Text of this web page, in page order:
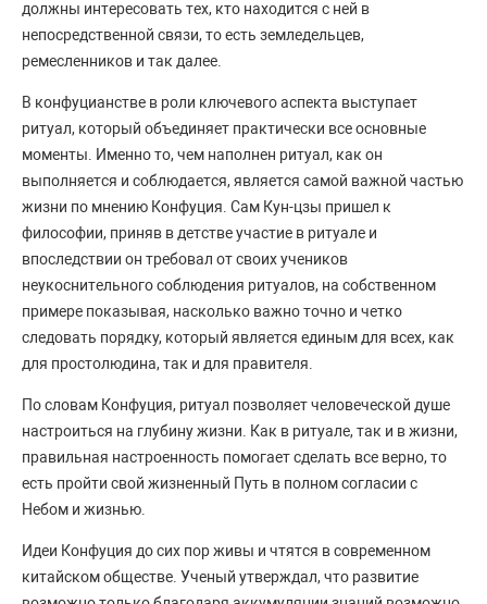
должны интересовать тех, кто находится с ней в
непосредственной связи, то есть земледельцев,
ремесленников и так далее.
В конфуцианстве в роли ключевого аспекта выступает
ритуал, который объединяет практически все основные
моменты. Именно то, чем наполнен ритуал, как он
выполняется и соблюдается, является самой важной частью
жизни по мнению Конфуция. Сам Кун-цзы пришел к
философии, приняв в детстве участие в ритуале и
впоследствии он требовал от своих учеников
неукоснительного соблюдения ритуалов, на собственном
примере показывая, насколько важно точно и четко
следовать порядку, который является единым для всех, как
для простолюдина, так и для правителя.
По словам Конфуция, ритуал позволяет человеческой душе
настроиться на глубину жизни. Как в ритуале, так и в жизни,
правильная настроенность помогает сделать все верно, то
есть пройти свой жизненный Путь в полном согласии с
Небом и жизнью.
Идеи Конфуция до сих пор живы и чтятся в современном
китайском обществе. Ученый утверждал, что развитие